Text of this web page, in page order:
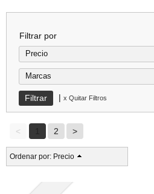
Filtrar por
Precio
Marcas
| x Quitar Filtros
< 2 >
Ordenar por: Precio